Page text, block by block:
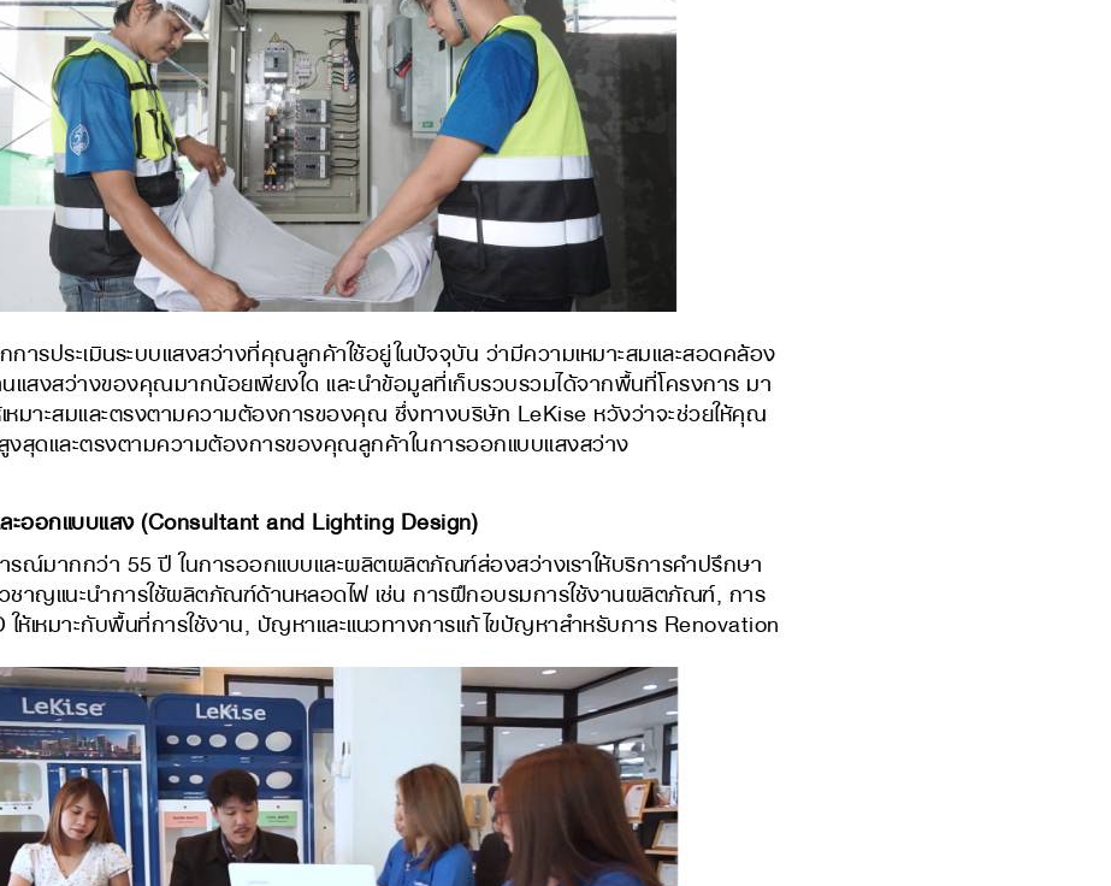
กการประเมินระบบแสงสว่างที่คุณลูกค้าใช้อยู่ในปัจจุบัน ว่ามีความเหมาะสมและสอดคล้อง
สงสว่างของคุณมากน้อยเพียงใด และนำข้อมูลที่เก็บรวบรวมได้จากพื้นที่โครงการ มา
หมาะสมและตรงตามความต้องการของคุณ ซึ่งทางบริษัท LeKise หวังว่าจะช่วยให้คุณ
งสุดและตรงตามความต้องการของคุณลูกค้าในการออกแบบแสงสว่าง
ะออกแบบแสง (Consultant and Lighting Design)
ากกว่า 55 ปี ในการออกแบบและผลิตผลิตภัณฑ์ส่องสว่างเราให้บริการคำปรึกษา
ชาญแนะนำการใช้ผลิตภัณฑ์ด้านหลอดไฟ เช่น การฝึกอบรมการใช้งานผลิตภัณฑ์, การ
ห้เหมาะกับพื้นที่การใช้งาน, ปัญหาและแนวทางการแก้ไขปัญหาสำหรับการ Renovation